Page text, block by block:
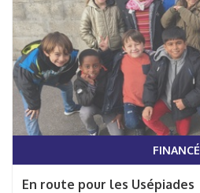
FINANCÉ
En route pour les Usépiades